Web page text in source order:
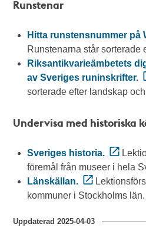
Runstenar
Hitta runstensnummer på
Runstenarna står sorterade
Riksantikvarieämbetets
av Sveriges runinskrifter.
sorterade efter landskap
Undervisa med historiska
Sveriges historia.
föremål från museer i hela
Länskällan.
kommuner i Stockholms län.
Uppdaterad2025-04-03